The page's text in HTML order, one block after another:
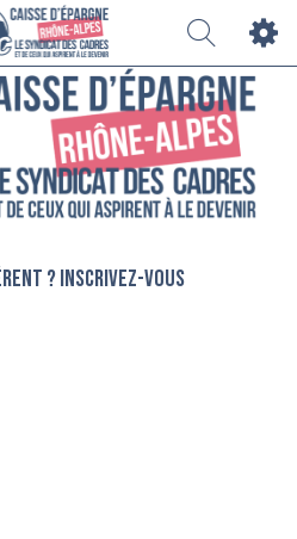
? Inscrivez-vous